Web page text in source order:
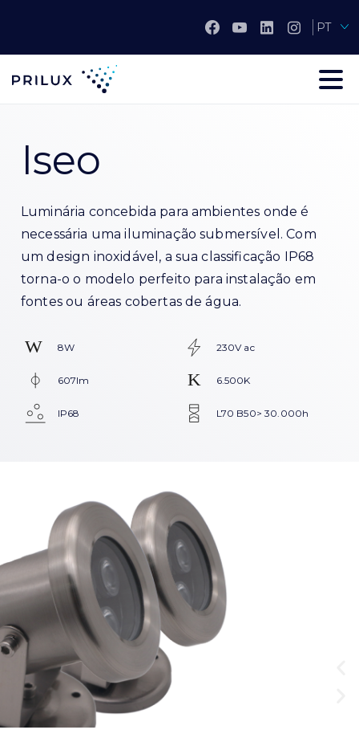
PT
Iseo
Luminária concebida para ambientes onde é
necessária uma iluminação submersível. Com
um design inoxidável, a sua classificação IP68
torna-o o modelo perfeito para instalação em
fontes ou áreas cobertas de água.
8W
607lm
IP68
230V ac
6.500K
L70 B50> 30.000h